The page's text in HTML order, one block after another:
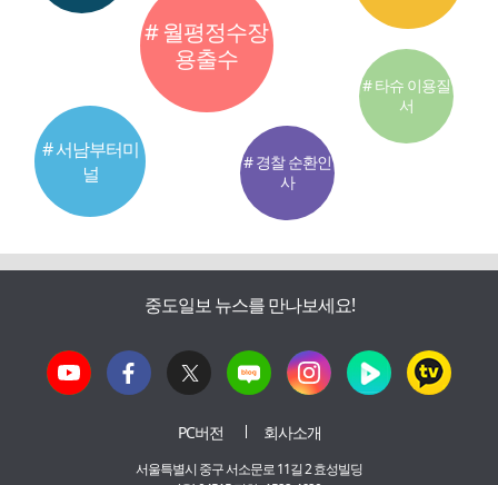
# 월평정수장
용출수
# 서남부터미
널
# 경찰 순환인
사
# 타슈 이용질
서
중도일보 뉴스를 만나보세요!
PC버전 회사소개
서울특별시 중구 서소문로 11길 2 효성빌딩